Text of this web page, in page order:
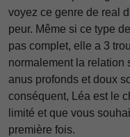
voyez ce genre de real
peur. Même si ce type de
pas complet, elle a 3
normalement la relation
anus profonds et doux
conséquent, Léa est le
limité et que vous
première fois.